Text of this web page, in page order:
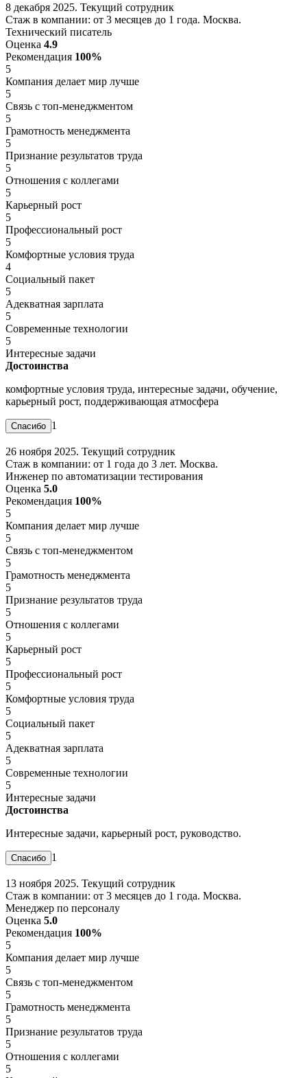
8 декабря 2025. Текущий сотрудник
Стаж в компании: от 3 месяцев до 1 года. Москва.
Технический писатель
Оценка 4.9
Рекомендация 100%
5
Компания делает мир лучше
5
Связь с топ-менеджментом
5
Грамотность менеджмента
5
Признание результатов труда
5
Отношения с коллегами
5
Карьерный рост
5
Профессиональный рост
5
Комфортные условия труда
4
Социальный пакет
5
Адекватная зарплата
5
Современные технологии
5
Интересные задачи
Достоинства
комфортные условия труда, интересные задачи, обучение,
карьерный рост, поддерживающая атмосфера
1
26 ноября 2025. Текущий сотрудник
Стаж в компании: от 1 года до 3 лет. Москва.
Инженер по автоматизации тестирования
Оценка 5.0
Рекомендация 100%
5
Компания делает мир лучше
5
Связь с топ-менеджментом
5
Грамотность менеджмента
5
Признание результатов труда
5
Отношения с коллегами
5
Карьерный рост
5
Профессиональный рост
5
Комфортные условия труда
5
Социальный пакет
5
Адекватная зарплата
5
Современные технологии
5
Интересные задачи
Достоинства
Интересные задачи, карьерный рост, руководство.
1
13 ноября 2025. Текущий сотрудник
Стаж в компании: от 3 месяцев до 1 года. Москва.
Менеджер по персоналу
Оценка 5.0
Рекомендация 100%
5
Компания делает мир лучше
5
Связь с топ-менеджментом
5
Грамотность менеджмента
5
Признание результатов труда
5
Отношения с коллегами
5